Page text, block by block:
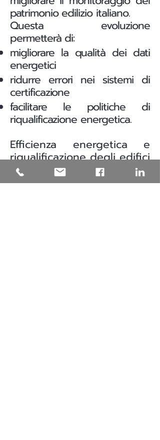
patrimonio edilizio italiano.
Questa evoluzione
permetterà di:
migliorare la qualità dei dati
energetici
ridurre errori nei sistemi di
certificazione
facilitare le politiche di
riqualificazione energetica.
Efficienza energetica e
riqualificazione degli edifici
in Puglia
Una parte significativa del